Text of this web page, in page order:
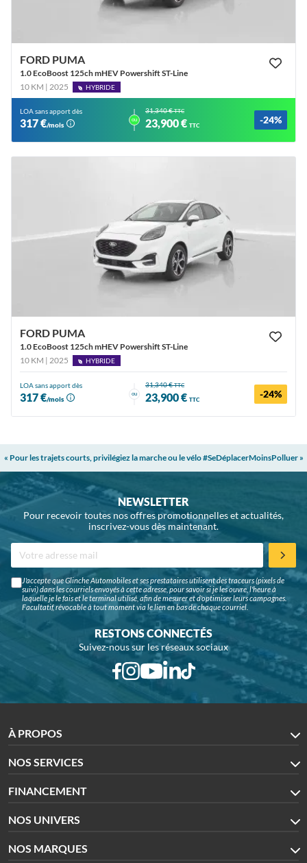
FORD PUMA
1.0 EcoBoost 125ch mHEV Powershift ST-Line
10 KM | 2025
HYBRIDE
LOA sans apport dès
317 €/mois
ou
31,340 €TTC
23,900 € TTC -24%
FORD PUMA
1.0 EcoBoost 125ch mHEV Powershift ST-Line
10 KM | 2025
HYBRIDE
LOA sans apport dès
317 €/mois
ou
31,340 €TTC
23,900 € TTC -24%
« Pour les trajets courts, privilégiez la marche ou le vélo #SeDéplacerMoinsPolluer »
NEWSLETTER
Pour recevoir toutes nos offres promotionnelles et actualités,
inscrivez-vous dès maintenant.
J'accepte que Glinche Automobiles et ses prestataires utilisent des traceurs (pixels de
suivi) dans les courriels envoyés à cette adresse, pour savoir si je les ouvre, l'heure à
laquelle je le fais et le terminal utilisé, afin de mesurer et d'optimiser leurs campagnes.
Facultatif, révocable à tout moment via le lien en bas de chaque courriel.
RESTONS CONNECTÉS
Suivez-nous sur les réseaux sociaux
À PROPOS
NOS SERVICES
FINANCEMENT
NOS UNIVERS
NOS MARQUES